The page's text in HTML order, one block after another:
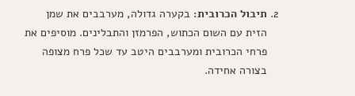
תיבול הכרובית: בקערה גדולה, מערבבים את שמן
הזית עם השום הכתוש, הפרמזן והתבלינים. מוסיפים את
פרחי הכרובית ומערבבים היטב עד שכל פרח מצופה
בצורה אחידה.